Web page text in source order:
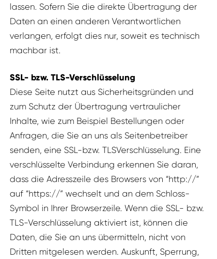
lassen. Sofern Sie die direkte Übertragung der
Daten an einen anderen Verantwortlichen
verlangen, erfolgt dies nur, soweit es technisch
machbar ist.
SSL- bzw. TLS-Verschlüsselung
Diese Seite nutzt aus Sicherheitsgründen und
zum Schutz der Übertragung vertraulicher
Inhalte, wie zum Beispiel Bestellungen oder
Anfragen, die Sie an uns als Seitenbetreiber
senden, eine SSL-bzw. TLSVerschlüsselung. Eine
verschlüsselte Verbindung erkennen Sie daran,
dass die Adresszeile des Browsers von “http://”
auf “https://” wechselt und an dem Schloss-
Symbol in Ihrer Browserzeile. Wenn die SSL- bzw.
TLS-Verschlüsselung aktiviert ist, können die
Daten, die Sie an uns übermitteln, nicht von
Dritten mitgelesen werden. Auskunft, Sperrung,